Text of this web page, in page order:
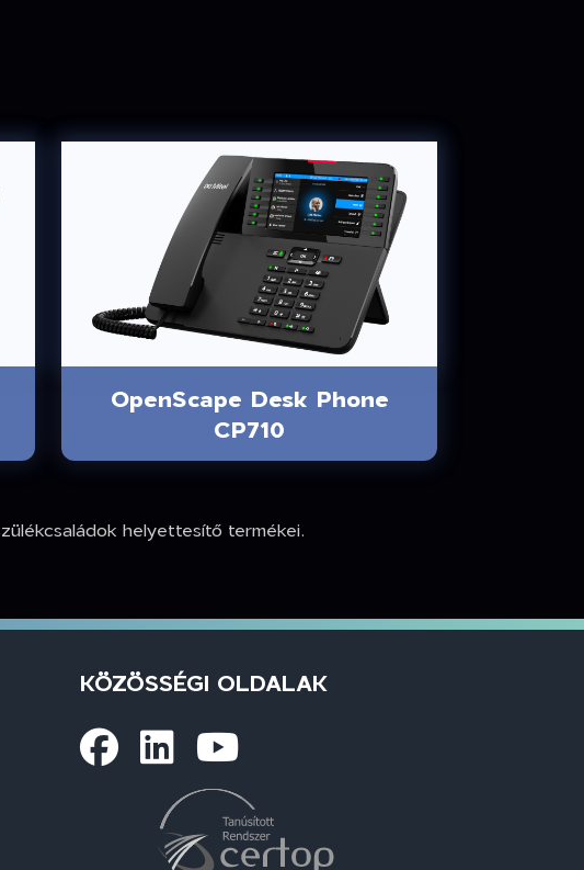
OpenScape Desk Phone
CP710
helyettesítő termékei.
KÖZÖSSÉGI OLDALAK